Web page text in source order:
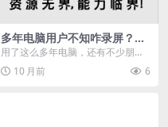
多年电脑用户不知咋录屏？Wi
ndows自带录屏正确打开方式
来了
用了这么多年电脑，还有不少朋友
不知道电脑怎么录屏，今天就来告
诉大家，这才是电脑录...
10 月前 6